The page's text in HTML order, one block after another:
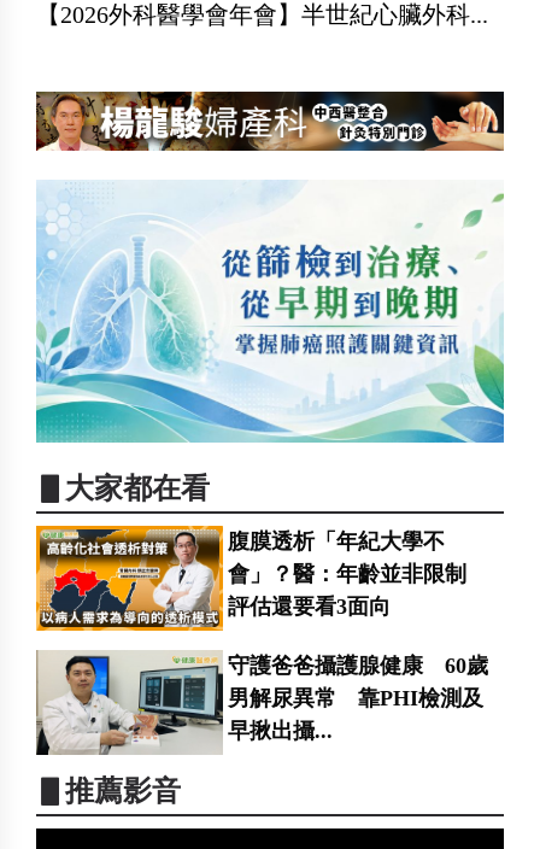
【2026外科醫學會年會】半世紀心臟外科...
▋大家都在看
腹膜透析「年紀大學不
會」？醫：年齡並非限制
評估還要看3面向
守護爸爸攝護腺健康 60歲
男解尿異常 靠PHI檢測及
早揪出攝...
▋推薦影音